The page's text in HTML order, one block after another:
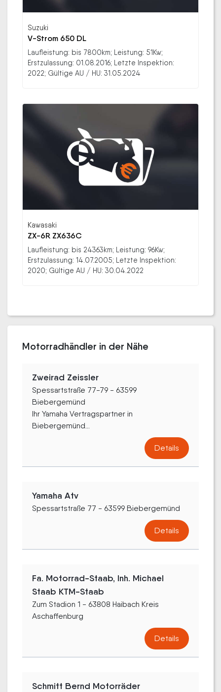
Suzuki
V-Strom 650 DL
Laufleistung: bis 7800km; Leistung: 51Kw;
Erstzulassung: 01.08.2016; Letzte Inspektion:
2022; Gültige AU / HU: 31.05.2024
Kawasaki
ZX-6R ZX636C
Laufleistung: bis 24363km; Leistung: 96Kw;
Erstzulassung: 14.07.2005; Letzte Inspektion:
2020; Gültige AU / HU: 30.04.2022
Motorradhändler in der Nähe
Zweirad Zeissler
Spessartstraße 77-79 - 63599
Biebergemünd
Ihr Yamaha Vertragspartner in
Biebergemünd...
Details
Yamaha Atv
Spessartstraße 77 - 63599 Biebergemünd
Details
Fa. Motorrad-Staab, Inh. Michael
Staab KTM-Staab
Zum Stadion 1 - 63808 Haibach Kreis
Aschaffenburg
Details
Schmitt Bernd Motorräder